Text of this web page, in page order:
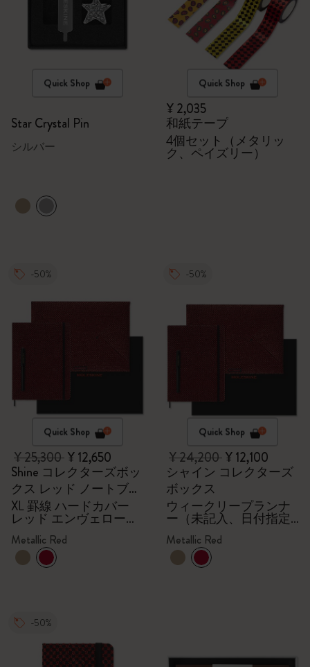
Quick Shop
Star Crystal Pin
シルバー
Quick Shop
¥ 2,035
和紙テープ
4個セット（メタリッ
ク、ペイズリー）
-50%
Quick Shop
¥ 25,300¥ 12,650
Shine コレクターズボッ
クス レッド ノートブッ
ク
XL 罫線 ハードカバー
レッド エンヴェロープ
Kaweco（カヴェコ）万
年筆（ブラック）
Metallic Red
-50%
Quick Shop
¥ 24,200¥ 12,100
シャイン コレクターズ
ボックス
ウィークリープランナ
ー（未記入、日付指定
なし）、封筒、Kaweco
万年筆、メタリックレ
ッド
Metallic Red
-50%